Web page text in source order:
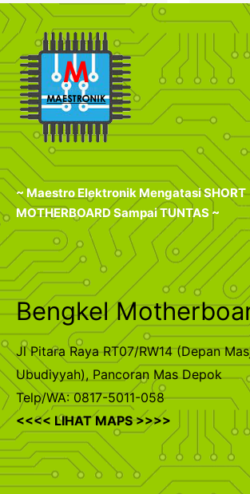
~ Maestro Elektronik Mengatasi SHORT
MOTHERBOARD Sampai TUNTAS ~
Bengkel
Jl Pitara Raya RT07/RW14 (Depan
Ubudiyyah), Pancoran Mas Depok
Telp/WA: 0817-5011-058
<<<< LIHAT MAPS >>>>